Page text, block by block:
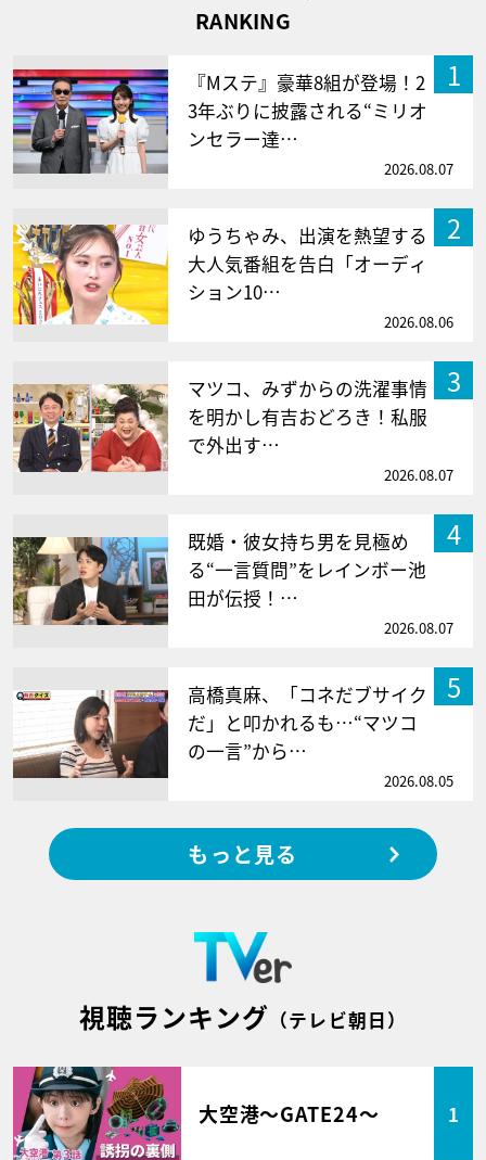
RANKING
1
『Mステ』豪華8組が登場！2
3年ぶりに披露される“ミリオ
ンセラー達…
2026.08.07
2
ゆうちゃみ、出演を熱望する
大人気番組を告白「オーディ
ション10…
2026.08.06
3
マツコ、みずからの洗濯事情
を明かし有吉おどろき！私服
で外出す…
2026.08.07
4
既婚・彼女持ち男を見極め
る“一言質問”をレインボー池
田が伝授！…
2026.08.07
5
高橋真麻、「コネだブサイク
だ」と叩かれるも…“マツコ
の一言”から…
2026.08.05
もっと見る
視聴ランキング （テレビ朝日）
大空港～GATE24～ 1